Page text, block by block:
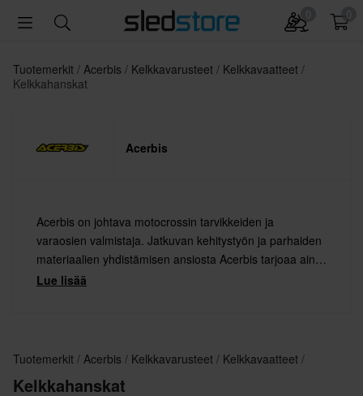
Tuotemerkit Acerbis Kelkkavarusteet
Kelkkavaatteet
Kelkkahanskat
Acerbis
Acerbis on johtava motocrossin tarvikkeiden ja
varaosien valmistaja. Jatkuvan kehitystyön ja parhaiden
materiaalien yhdistämisen ansiosta Acerbis tarjoaa aina
korkeinta laatua.
Lue lisää
Tuotemerkit Acerbis Kelkkavarusteet Kelkkavaatteet
Kelkkahanskat